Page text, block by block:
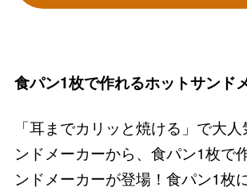
食パン1枚で作れるホットサンド
「耳までカリッと焼ける」で大
ンドメーカーから、食パン1枚で
ンドメーカーが登場！食パン1枚